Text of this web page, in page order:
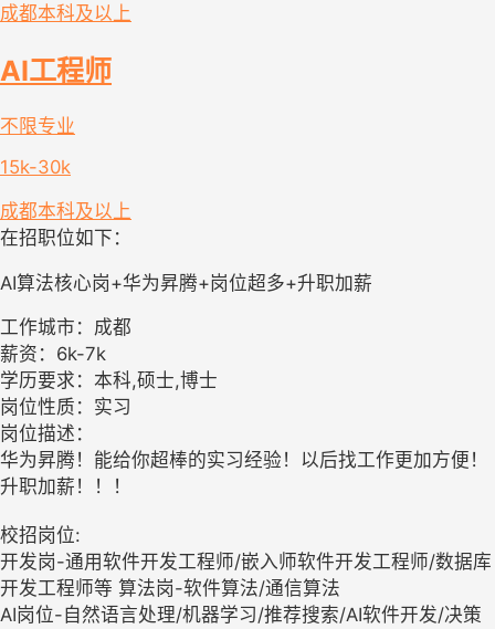
成都本科及以上
AI工程师
不限专业
15k-30k
成都本科及以上
在招职位如下：
AI算法核心岗+华为昇腾+岗位超多+升职加薪
工作城市：成都
薪资：6k-7k
学历要求：本科,硕士,博士
岗位性质：实习
岗位描述：
华为昇腾！能给你超棒的实习经验！以后找工作更加方便！
升职加薪！！！
校招岗位:
开发岗-通用软件开发工程师/嵌入师软件开发工程师/数据库
开发工程师等 算法岗-软件算法/通信算法
AI岗位-自然语言处理/机器学习/推荐搜索/AI软件开发/决策